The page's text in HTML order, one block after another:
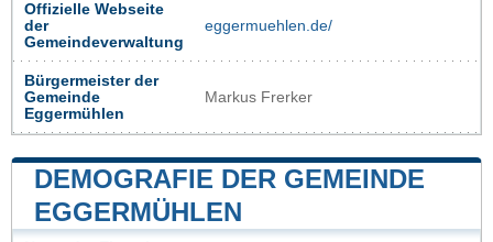
Offizielle Webseite
der
Gemeindeverwaltung
eggermuehlen.de/
Bürgermeister der
Gemeinde
Eggermühlen
Markus Frerker
DEMOGRAFIE DER GEMEINDE
EGGERMÜHLEN